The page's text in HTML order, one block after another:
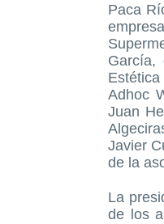
Paca
García,
Adhoc
Juan
Javier
de la
La
de los